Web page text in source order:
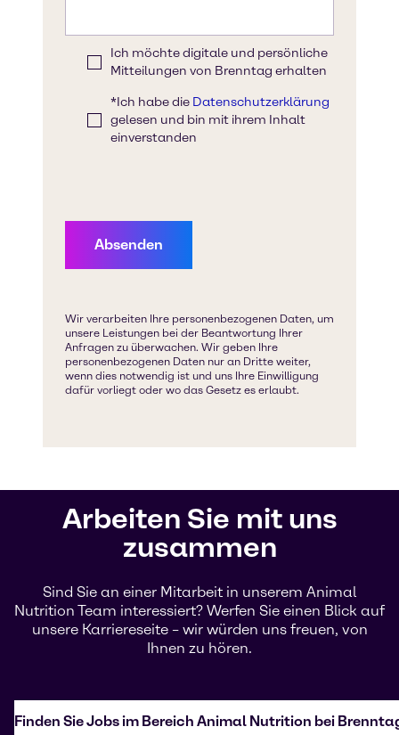
Arbeiten Sie mit uns
zusammen
Sind Sie an einer Mitarbeit in unserem Animal
Nutrition Team interessiert? Werfen Sie einen Blick auf
unsere Karriereseite – wir würden uns freuen, von
Ihnen zu hören.
Finden Sie Jobs im Bereich Animal Nutrition bei